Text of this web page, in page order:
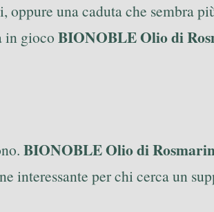
una caduta che sembra
in gioco BIONOBLE Olio di
BIONOBLE Olio di
interessante per chi cerca un